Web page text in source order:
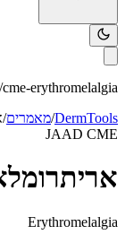
cme-erythromelalgia
DermTools
/מאמרים/
JAAD CME
Erythromelalgia